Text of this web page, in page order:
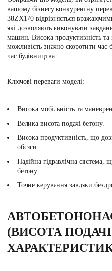
вашому бізнесу конкурентну
38ZX170 відрізняється
які дозволяють виконувати
машин. Висока продуктивність та
можливість значно скоротити час
час будівництва.
Ключові переваги моделі:
Висока мобільність та
Велика висота подачі бетону.
Висока продуктивність, що
обсяги.
Надійна гідравлічна система,
бетону.
Точне керування завдяки
(ВИСОТА ПОДАЧІ